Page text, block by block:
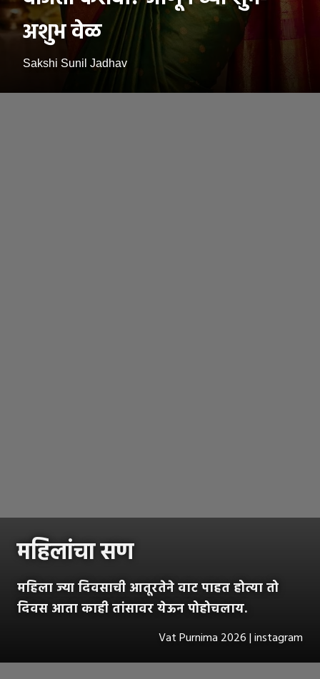
अशुभ वेळ
Sakshi Sunil Jadhav
महिलांचा सण
महिला ज्या दिवसाची आतूरतेने वाट पाहत होत्या तो
दिवस आता काही तांसावर येऊन पोहोचलाय.
Vat Purnima 2026 | instagram